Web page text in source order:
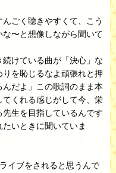
んごく聴きやすくて、こう
〜と想像しながら聞いて
けている曲が「決心」な
を恥じるなよ頑張れと押
だよ」この歌詞のまま本
くれる感じがして今、栄
生を目指しているんです
いときに聞いていま
イブをされると思うんで